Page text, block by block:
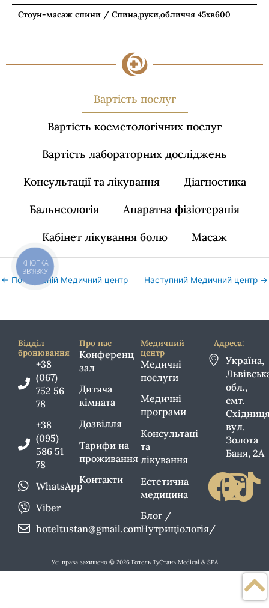
Стоун-масаж спини / Спина,руки,обличчя 45хв600
Вартість послуг
Вартість косметологічних послуг
Вартість лабораторних досліджень
Консультації та лікування
Діагностика
Бальнеологія
Апаратна фізіотерапія
Кабінет лікування болю
Масаж
← Попередній Медичний центр Наступний Медичний центр →
Відділ
бронювання
+38
(067)
752 56
78
+38
(095)
586 51
78
WhatsApp
Viber
hoteltustan@gmail.com
Про нас
Конференц
зал
Дитяча
кімната
Дозвілля
Тарифи на
проживання
Контакти
Медичний
центр
Медичні
послуги
Медичні
програми
Консультаці
та
лікування
Естетична
медицина
Блог /
Нутриціологія/
Адреса:
Україна,
обл.,
смт.
вул.
Золота
Баня, 2А
Усі права захищено © 2026 Готель ТуСтань Medical & SPA
КНОПКА
ЗВ'ЯЗКУ